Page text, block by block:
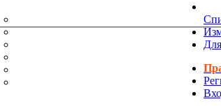
ПОЖЕЛАНИЯ